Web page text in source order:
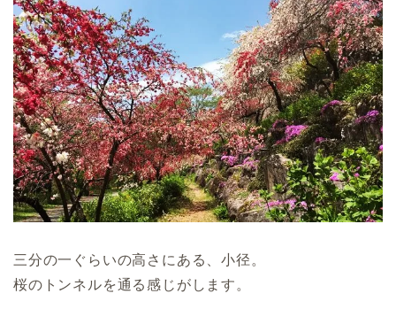
三分の一ぐらいの高さにある、小径。
桜のトンネルを通る感じがします。